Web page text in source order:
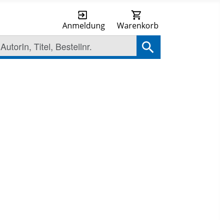
Anmeldung Warenkorb